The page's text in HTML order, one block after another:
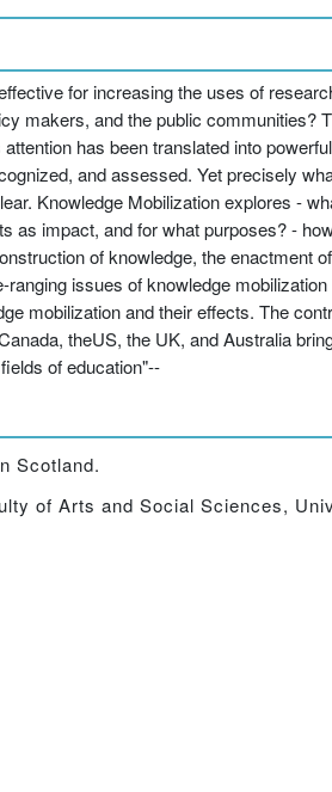
for increasing the uses of
makers, and the public communities?
has been translated into
and assessed. Yet precisely
Knowledge Mobilization explores -
as impact, and for what purposes? -
of knowledge, the enactment
issues of knowledge mobilization
mobilization and their effects. The
theUS, the UK, and Australia
of education"--
Scotland.
of Arts and Social Sciences,